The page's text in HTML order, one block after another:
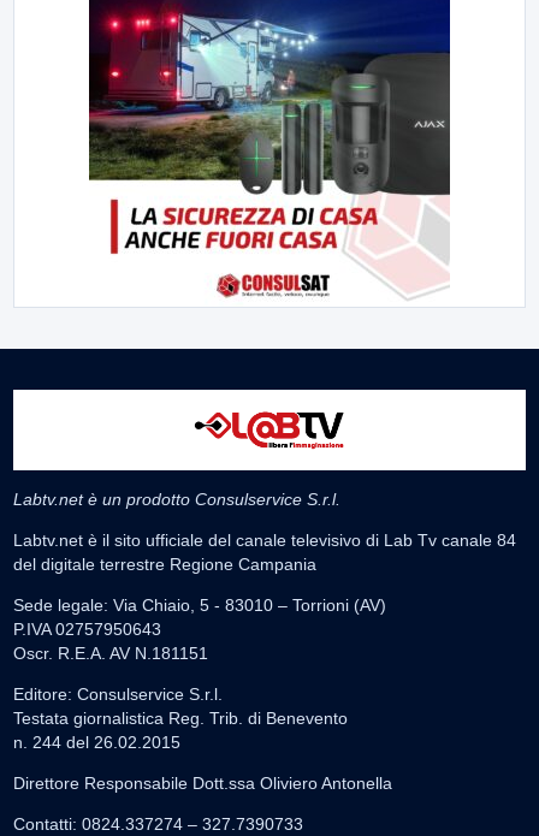
Labtv.net è un prodotto Consulservice S.r.l.
Labtv.net è il sito ufficiale del canale televisivo di Lab Tv canale 84
del digitale terrestre Regione Campania
Sede legale: Via Chiaio, 5 - 83010 – Torrioni (AV)
P.IVA 02757950643
Oscr. R.E.A. AV N.181151
Editore: Consulservice S.r.l.
Testata giornalistica Reg. Trib. di Benevento
n. 244 del 26.02.2015
Direttore Responsabile Dott.ssa Oliviero Antonella
Contatti: 0824.337274 – 327.7390733